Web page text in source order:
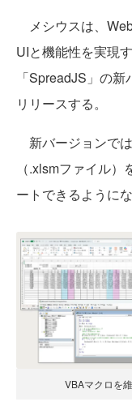
メシウスは、
UIと機能性を実現
「SpreadJS」の
リリースする。
新バージョンで
（.xlsmファイル
ートできるようにな
VBAマクロを